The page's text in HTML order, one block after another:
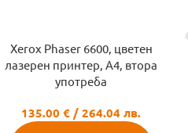
Xerox Phaser 6600, цветен
лазерен принтер, A4, втора
употреба
135.00€ / 264.04 лв.